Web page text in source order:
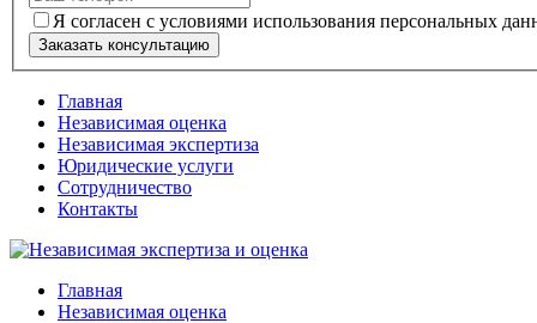
Я согласен с условиями использования персональных
Заказать консультацию
Главная
Независимая оценка
Независимая экспертиза
Юридические услуги
Сотрудничество
Контакты
Главная
Независимая оценка